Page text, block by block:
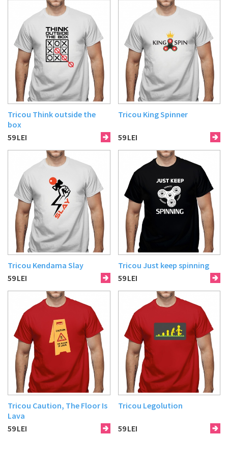
Tricou Think outside the
box
59LEI
Tricou King Spinner
59LEI
Tricou Kendama Slay
59LEI
Tricou Just keep spinning
59LEI
Tricou Caution, The Floor Is
Lava
59LEI
Tricou Legolution
59LEI